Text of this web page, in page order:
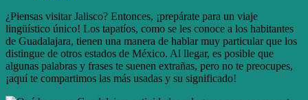
¿Piensas visitar Jalisco? Entonces, ¡prepárate para un viaje
lingüístico único! Los tapatíos, como se les conoce a los habitantes
de Guadalajara, tienen una manera de hablar muy particular que los
distingue de otros estados de México. Al llegar, es posible que
algunas palabras y frases te suenen extrañas, pero no te preocupes,
¡aquí te compartimos las más usadas y su significado!